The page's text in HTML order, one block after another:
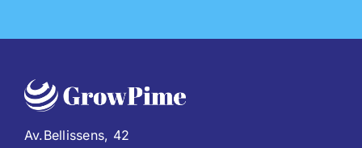
Av.Bellissens, 42